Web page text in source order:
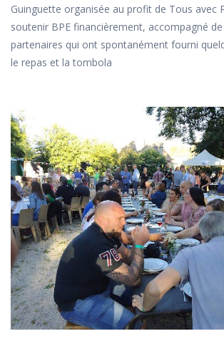
Guinguette organisée au profit de Tous avec
soutenir BPE financièrement, accompagné
partenaires qui ont spontanément fourni
le repas et la tombola